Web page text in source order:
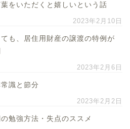
をいただくと嬉しいという話
2023年2月10日
も、居住用財産の譲渡の特例が
2023年2月6日
識と節分
2023年2月2日
勉強方法・失点のススメ